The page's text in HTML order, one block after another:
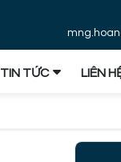
TIN TỨC LIÊN